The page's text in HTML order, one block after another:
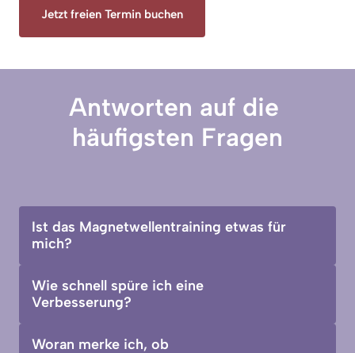
Jetzt freien Termin buchen
Antworten auf die
häufigsten Fragen
Ist das Magnetwellentraining etwas für
mich?
jedem Alter und in jeder Lebensphase gedacht.
Ob Sie Ihre Beckenbodenmuskulatur aufbauen,
oder nach den Wechseljahren aktiv bleiben, viel
Wie schnell spüre ich eine
Verbesserung?
Frauen deutlich, wie der Beckenboden arbeitet
Woran merke ich, ob